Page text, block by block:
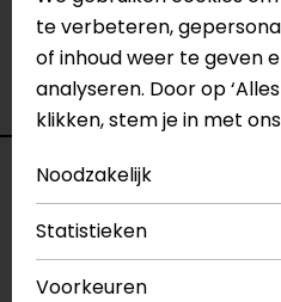
het product bekijken &
verkoopmedewerkers
Bekijk ook onzeandere
Specificaties
Naam
Storm 2 WB
te verbeteren,
of inhoud weer te geven
analyseren. Door op
klikken, stem je in met
Noodzakelijk
Statistieken
Voorkeuren